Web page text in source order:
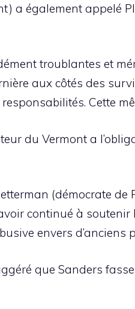
a également appelé
troublantes et
aux côtés des
Cette
du Vermont a
(démocrate
continué à soutenir
envers d’anciens
que Sanders